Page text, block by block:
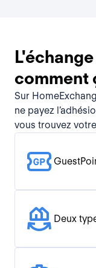
comment
Sur
ne payez
vous trouvez
Deux